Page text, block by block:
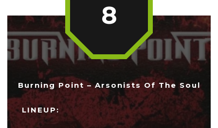
Burning Point – Arsonists Of The Soul
LINEUP:
8